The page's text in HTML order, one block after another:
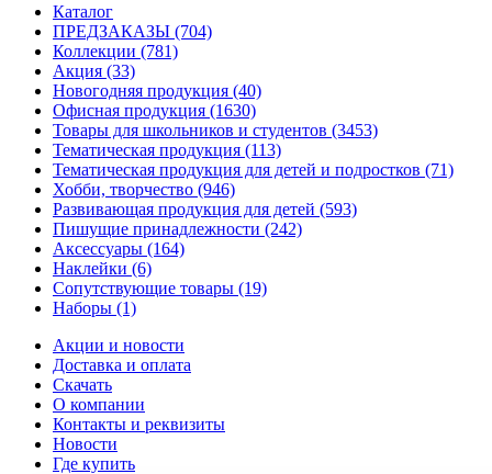
Каталог
ПРЕДЗАКАЗЫ (704)
Коллекции (781)
Акция (33)
Новогодняя продукция (40)
Офисная продукция (1630)
Товары для школьников и студентов (3453)
Тематическая продукция (113)
Тематическая продукция для детей и подростков (71)
Хобби, творчество (946)
Развивающая продукция для детей (593)
Пишущие принадлежности (242)
Аксессуары (164)
Наклейки (6)
Сопутствующие товары (19)
Наборы (1)
Акции и новости
Доставка и оплата
Скачать
О компании
Контакты и реквизиты
Новости
Где купить